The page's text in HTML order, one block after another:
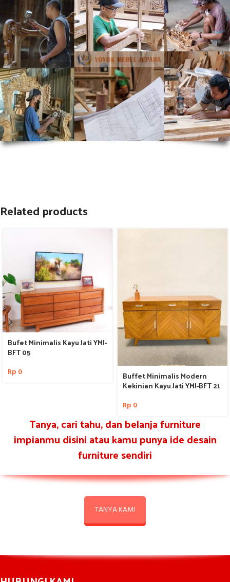
Related products
Bufet Minimalis Kayu Jati YMJ-
BFT 05
Rp 0 Buffet Minimalis Modern
Kekinian Kayu Jati YMJ-BFT 21
Rp 0
Tanya, cari tahu, dan belanja furniture
impianmu disini atau kamu punya ide desain
furniture sendiri
TANYA KAMI